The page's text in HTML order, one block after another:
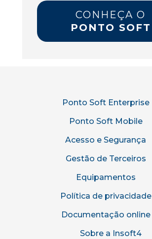
CONHEÇA O
PONTO SOFT
Ponto Soft Enterprise
Ponto Soft Mobile
Acesso e Segurança
Gestão de Terceiros
Equipamentos
Política de privacidade
Documentação online
Sobre a Insoft4